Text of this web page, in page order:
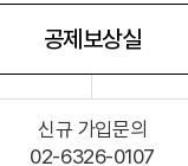
공제보상실
신규 가입문의
02-6326-0107